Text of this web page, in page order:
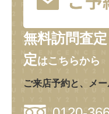
無料訪問査定
定はこちらから
ご来店予約と、メ